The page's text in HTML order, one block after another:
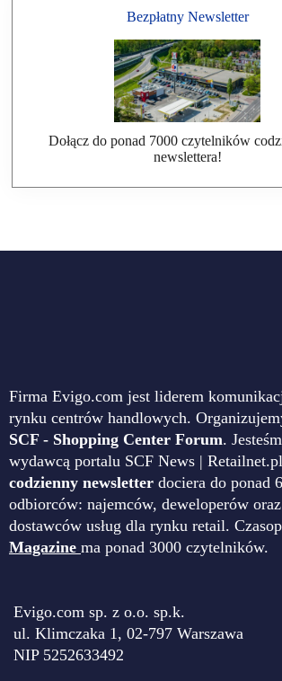
Bezpłatny Newsletter
Dołącz do ponad 7000 czytelników
newslettera!
Firma Evigo.com jest liderem
rynku centrów handlowych.
SCF - Shopping Center Forum.
wydawcą portalu SCF News |
codzienny newsletter dociera do ponad
odbiorców: najemców, deweloperów oraz
dostawców usług dla rynku retail.
Magazine ma ponad 3000 czytelników.
Evigo.com sp. z o.o. sp.k.
ul. Klimczaka 1, 02-797 Warszawa
NIP 5252633492